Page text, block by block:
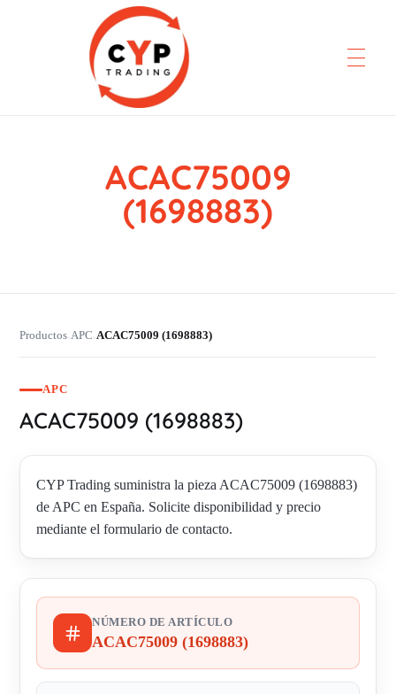
CYP Trading
ACAC75009
(1698883)
Productos›APC›ACAC75009 (1698883)
APC
ACAC75009 (1698883)
CYP Trading suministra la pieza ACAC75009 (1698883)
de APC en España. Solicite disponibilidad y precio
mediante el formulario de contacto.
NÚMERO DE ARTÍCULO
ACAC75009 (1698883)